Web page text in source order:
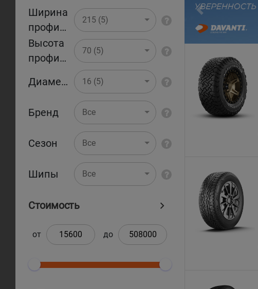
Ширина
профиля
215 (5)
Высота
профиля
70 (5)
Диаметр 16 (5)
Бренд Все
Сезон Все
Шипы Все
Стоимость
от до